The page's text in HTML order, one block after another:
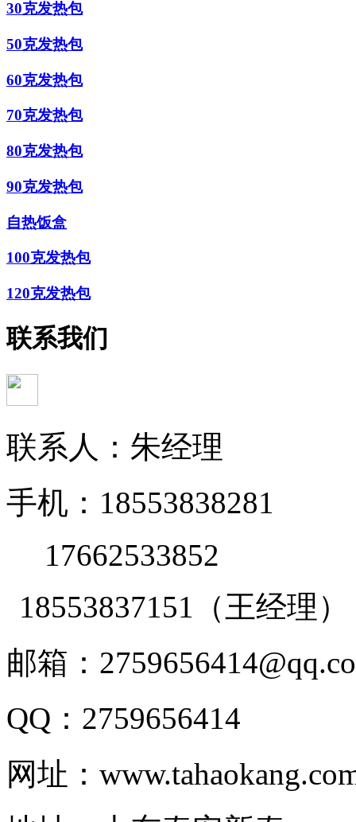
30克发热包
50克发热包
60克发热包
70克发热包
80克发热包
90克发热包
自热饭盒
100克发热包
120克发热包
联系我们
联系人：朱经理
手机：18553838281
17662533852
18553837151（王经理）
邮箱：
QQ：2759656414
网址：